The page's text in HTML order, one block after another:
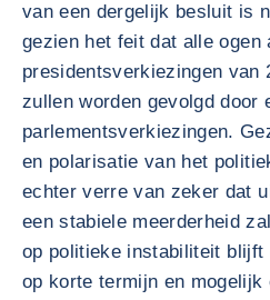
van een dergelijk besluit is
gezien het feit dat alle ogen
presidentsverkiezingen van
zullen worden gevolgd door
parlementsverkiezingen.
en polarisatie van het
echter verre van zeker dat
een stabiele meerderheid
op politieke instabiliteit blijft
op korte termijn en mogelijk